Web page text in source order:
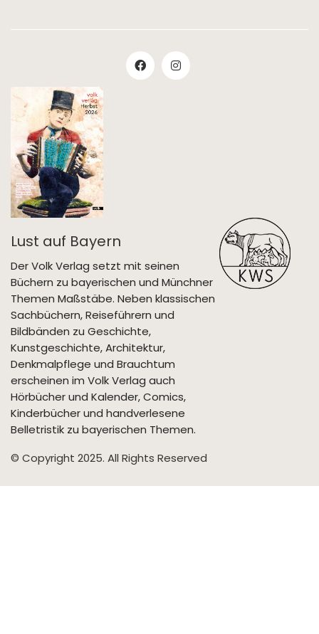
Lust auf Bayern
Der Volk Verlag setzt mit seinen
Büchern zu bayerischen und Münchner
Themen Maßstäbe. Neben klassischen
Sachbüchern, Reiseführern und
Bildbänden zu Geschichte,
Kunstgeschichte, Architektur,
Denkmalpflege und Brauchtum
erscheinen im Volk Verlag auch
Hörbücher und Kalender, Comics,
Kinderbücher und handverlesene
Belletristik zu bayerischen Themen.
© Copyright 2025. All Rights Reserved